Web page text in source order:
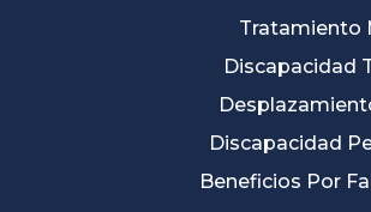
Tratamiento
Discapacidad
Discapacidad
Beneficios Por